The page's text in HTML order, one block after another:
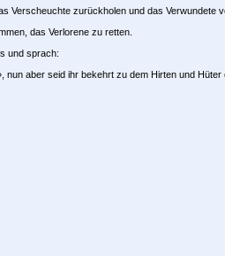
Verscheuchte zurückholen und das
das Verlorene zu retten.
und sprach:
nun aber seid ihr bekehrt zu dem Hirten und Hüter